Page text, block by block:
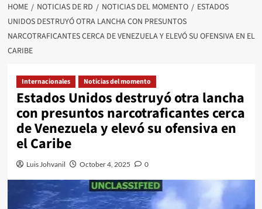
HOME NOTICIAS DE RD NOTICIAS DEL MOMENTO
ESTADOS
UNIDOS DESTRUYÓ OTRA LANCHA CON PRESUNTOS
NARCOTRAFICANTES CERCA DE VENEZUELA Y ELEVÓ SU OFENSIVA EN EL
CARIBE
Internacionales Noticias del momento
Estados Unidos destruyó otra lancha
con presuntos narcotraficantes cerca
de Venezuela y elevó su ofensiva en
el Caribe
Luis Johvanil October 4, 2025 0